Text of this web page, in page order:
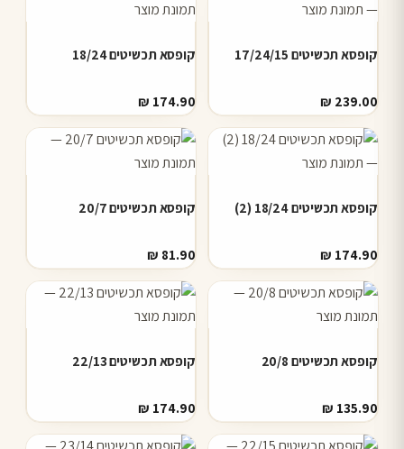
קופסא תכשיטים 17/24/15
₪ 239.00
קופסא תכשיטים 18/24
₪ 174.90
קופסא תכשיטים 18/24 (2)
₪ 174.90
קופסא תכשיטים 20/7
₪ 81.90
קופסא תכשיטים 20/8
₪ 135.90
קופסא תכשיטים 22/13
₪ 174.90